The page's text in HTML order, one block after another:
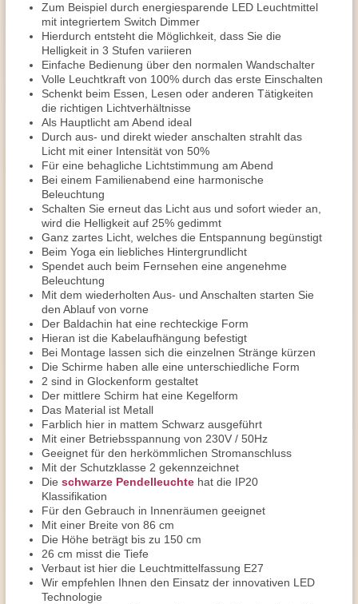
Zum Beispiel durch energiesparende LED Leuchtmittel
mit integriertem Switch Dimmer
Hierdurch entsteht die Möglichkeit, dass Sie die
Helligkeit in 3 Stufen variieren
Einfache Bedienung über den normalen Wandschalter
Volle Leuchtkraft von 100% durch das erste Einschalten
Schenkt beim Essen, Lesen oder anderen Tätigkeiten
die richtigen Lichtverhältnisse
Als Hauptlicht am Abend ideal
Durch aus- und direkt wieder anschalten strahlt das
Licht mit einer Intensität von 50%
Für eine behagliche Lichtstimmung am Abend
Bei einem Familienabend eine harmonische
Beleuchtung
Schalten Sie erneut das Licht aus und sofort wieder an,
wird die Helligkeit auf 25% gedimmt
Ganz zartes Licht, welches die Entspannung begünstigt
Beim Yoga ein liebliches Hintergrundlicht
Spendet auch beim Fernsehen eine angenehme
Beleuchtung
Mit dem wiederholten Aus- und Anschalten starten Sie
den Ablauf von vorne
Der Baldachin hat eine rechteckige Form
Hieran ist die Kabelaufhängung befestigt
Bei Montage lassen sich die einzelnen Stränge kürzen
Die Schirme haben alle eine unterschiedliche Form
2 sind in Glockenform gestaltet
Der mittlere Schirm hat eine Kegelform
Das Material ist Metall
Farblich hier in mattem Schwarz ausgeführt
Mit einer Betriebsspannung von 230V / 50Hz
Geeignet für den herkömmlichen Stromanschluss
Mit der Schutzklasse 2 gekennzeichnet
Die schwarze Pendelleuchte hat die IP20
Klassifikation
Für den Gebrauch in Innenräumen geeignet
Mit einer Breite von 86 cm
Die Höhe beträgt bis zu 150 cm
26 cm misst die Tiefe
Verbaut ist hier die Leuchtmittelfassung E27
Wir empfehlen Ihnen den Einsatz der innovativen LED
Technologie